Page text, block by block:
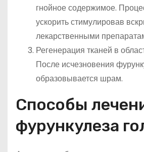
гнойное содержимое.
ускорить стимулировав
лекарственными
Регенерация тканей в
После исчезновения
образовывается шрам.
Способы
фурункулеза